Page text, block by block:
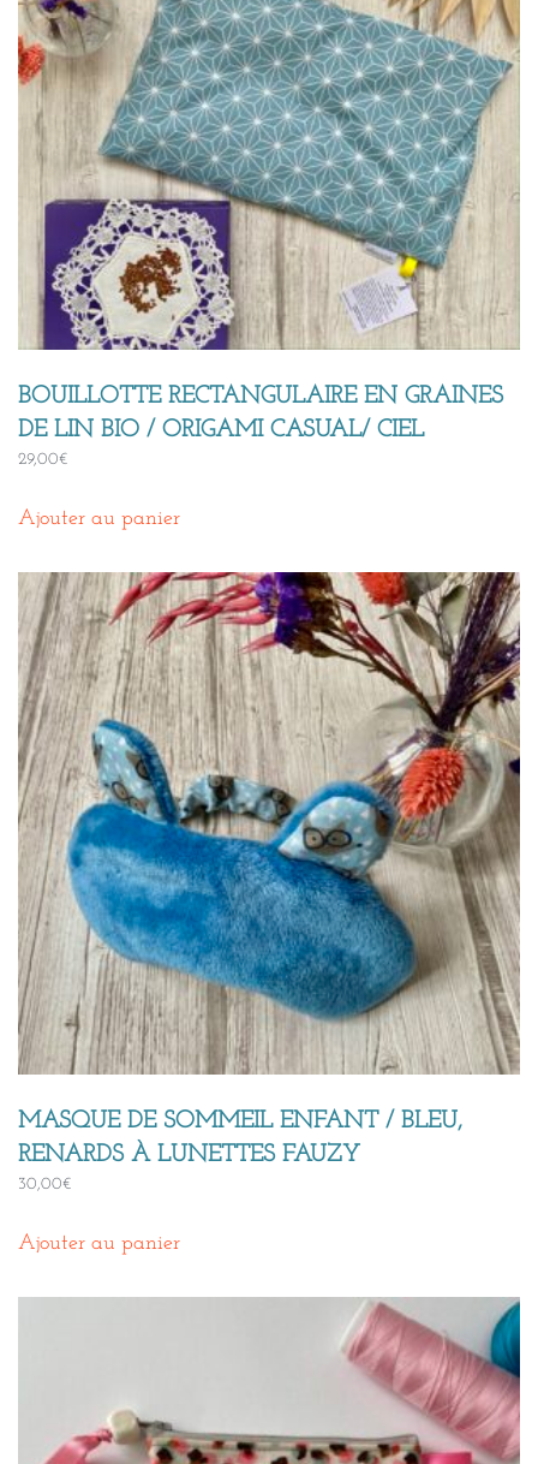
BOUILLOTTE RECTANGULAIRE EN GRAINES
DE LIN BIO / ORIGAMI CASUAL/ CIEL
29,00€
Ajouter au panier
MASQUE DE SOMMEIL ENFANT / BLEU,
RENARDS À LUNETTES FAUZY
30,00€
Ajouter au panier